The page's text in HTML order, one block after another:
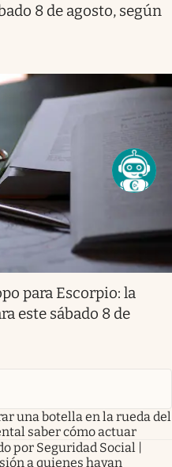
8 de agosto, según
para Escorpio: la
este sábado 8 de
una botella en la rueda del
saber cómo actuar
por Seguridad Social |
a quienes hayan